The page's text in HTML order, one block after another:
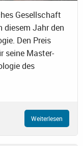
Gesellschaft
diesem Jahr den
Den Preis
seine Master-
des
Weiterlesen